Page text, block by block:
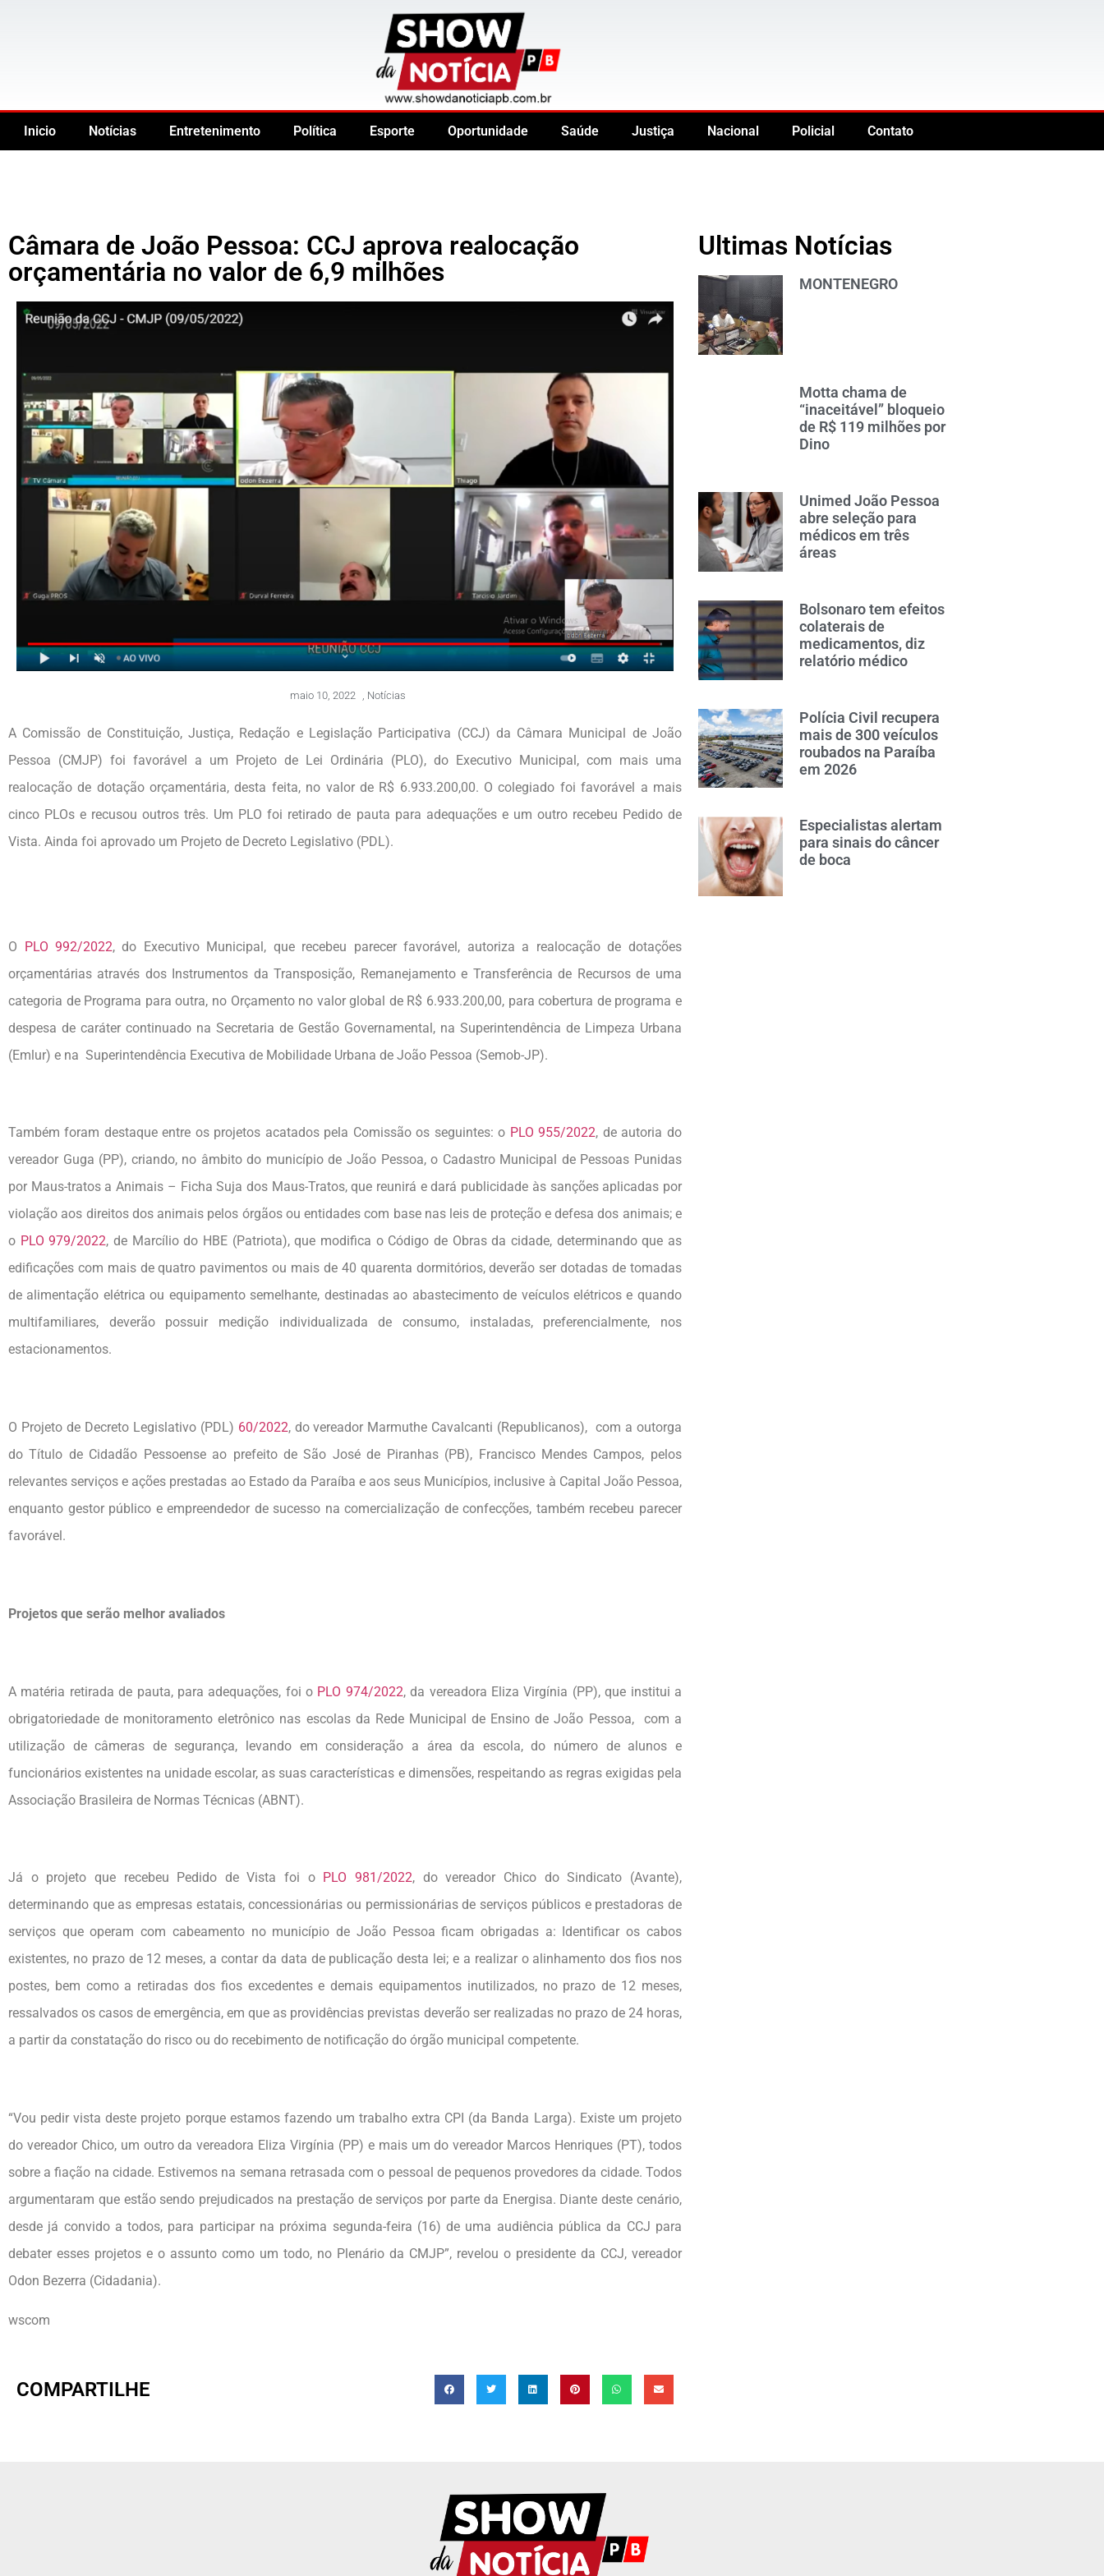
Inicio Notícias Entretenimento Política Esporte Oportunidade Saúde Justiça Nacional Policial Contato
Câmara de João Pessoa: CCJ aprova realocação
orçamentária no valor de 6,9 milhões
maio 10, 2022 Notícias
A Comissão de Constituição, Justiça, Redação e Legislação Participativa (CCJ) da Câmara Municipal de João
Pessoa (CMJP) foi favorável a um Projeto de Lei Ordinária (PLO), do Executivo Municipal, com mais uma
realocação de dotação orçamentária, desta feita, no valor de R$ 6.933.200,00. O colegiado foi favorável a mais
cinco PLOs e recusou outros três. Um PLO foi retirado de pauta para adequações e um outro recebeu Pedido de
Vista. Ainda foi aprovado um Projeto de Decreto Legislativo (PDL).
O PLO 992/2022, do Executivo Municipal, que recebeu parecer favorável, autoriza a realocação de dotações
orçamentárias através dos Instrumentos da Transposição, Remanejamento e Transferência de Recursos de uma
categoria de Programa para outra, no Orçamento no valor global de R$ 6.933.200,00, para cobertura de programa e
despesa de caráter continuado na Secretaria de Gestão Governamental, na Superintendência de Limpeza Urbana
(Emlur) e na Superintendência Executiva de Mobilidade Urbana de João Pessoa (Semob-JP).
Também foram destaque entre os projetos acatados pela Comissão os seguintes: o PLO 955/2022, de autoria do
vereador Guga (PP), criando, no âmbito do município de João Pessoa, o Cadastro Municipal de Pessoas Punidas
por Maus-tratos a Animais – Ficha Suja dos Maus-Tratos, que reunirá e dará publicidade às sanções aplicadas por
violação aos direitos dos animais pelos órgãos ou entidades com base nas leis de proteção e defesa dos animais; e
o PLO 979/2022, de Marcílio do HBE (Patriota), que modifica o Código de Obras da cidade, determinando que as
edificações com mais de quatro pavimentos ou mais de 40 quarenta dormitórios, deverão ser dotadas de tomadas
de alimentação elétrica ou equipamento semelhante, destinadas ao abastecimento de veículos elétricos e quando
multifamiliares, deverão possuir medição individualizada de consumo, instaladas, preferencialmente, nos
estacionamentos.
O Projeto de Decreto Legislativo (PDL) 60/2022, do vereador Marmuthe Cavalcanti (Republicanos), com a outorga
do Título de Cidadão Pessoense ao prefeito de São José de Piranhas (PB), Francisco Mendes Campos, pelos
relevantes serviços e ações prestadas ao Estado da Paraíba e aos seus Municípios, inclusive à Capital João Pessoa,
enquanto gestor público e empreendedor de sucesso na comercialização de confecções, também recebeu parecer
favorável.
Projetos que serão melhor avaliados
A matéria retirada de pauta, para adequações, foi o PLO 974/2022, da vereadora Eliza Virgínia (PP), que institui a
obrigatoriedade de monitoramento eletrônico nas escolas da Rede Municipal de Ensino de João Pessoa, com a
utilização de câmeras de segurança, levando em consideração a área da escola, do número de alunos e
funcionários existentes na unidade escolar, as suas características e dimensões, respeitando as regras exigidas pela
Associação Brasileira de Normas Técnicas (ABNT).
Já o projeto que recebeu Pedido de Vista foi o PLO 981/2022, do vereador Chico do Sindicato (Avante),
determinando que as empresas estatais, concessionárias ou permissionárias de serviços públicos e prestadoras de
serviços que operam com cabeamento no município de João Pessoa ficam obrigadas a: Identificar os cabos
existentes, no prazo de 12 meses, a contar da data de publicação desta lei; e a realizar o alinhamento dos fios nos
postes, bem como a retiradas dos fios excedentes e demais equipamentos inutilizados, no prazo de 12 meses,
ressalvados os casos de emergência, em que as providências previstas deverão ser realizadas no prazo de 24 horas,
a partir da constatação do risco ou do recebimento de notificação do órgão municipal competente.
“Vou pedir vista deste projeto porque estamos fazendo um trabalho extra CPI (da Banda Larga). Existe um projeto
do vereador Chico, um outro da vereadora Eliza Virgínia (PP) e mais um do vereador Marcos Henriques (PT), todos
sobre a fiação na cidade. Estivemos na semana retrasada com o pessoal de pequenos provedores da cidade. Todos
argumentaram que estão sendo prejudicados na prestação de serviços por parte da Energisa. Diante deste cenário,
desde já convido a todos, para participar na próxima segunda-feira (16) de uma audiência pública da CCJ para
debater esses projetos e o assunto como um todo, no Plenário da CMJP”, revelou o presidente da CCJ, vereador
Odon Bezerra (Cidadania).
wscom
COMPARTILHE
Ultimas Notícias
MONTENEGRO
Motta chama de
“inaceitável” bloqueio
de R$ 119 milhões por
Dino
Unimed João Pessoa
abre seleção para
médicos em três
áreas
Bolsonaro tem efeitos
colaterais de
medicamentos, diz
relatório médico
Polícia Civil recupera
mais de 300 veículos
roubados na Paraíba
em 2026
Especialistas alertam
para sinais do câncer
de boca